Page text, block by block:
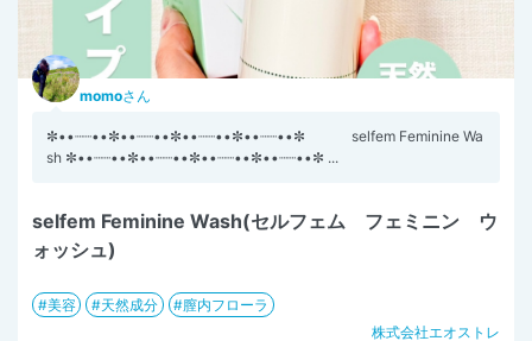
momoさん
✼••┈┈••✼••┈┈••✼••┈┈••✼••┈┈••✼ selfem Feminine Wa
sh ✼••┈┈••✼••┈┈••✼••┈┈••✼••┈┈••✼ ...
selfem Feminine Wash(セルフェム フェミニン ウ
ォッシュ)
美容 天然成分
膣内フローラ
株式会社エオストレ